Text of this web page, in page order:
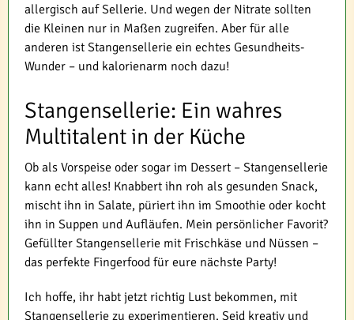
allergisch auf Sellerie. Und wegen der Nitrate sollten
die Kleinen nur in Maßen zugreifen. Aber für alle
anderen ist Stangensellerie ein echtes Gesundheits-
Wunder – und kalorienarm noch dazu!
Stangensellerie: Ein wahres
Multitalent in der Küche
Ob als Vorspeise oder sogar im Dessert – Stangensellerie
kann echt alles! Knabbert ihn roh als gesunden Snack,
mischt ihn in Salate, püriert ihn im Smoothie oder kocht
ihn in Suppen und Aufläufen. Mein persönlicher Favorit?
Gefüllter Stangensellerie mit Frischkäse und Nüssen –
das perfekte Fingerfood für eure nächste Party!
Ich hoffe, ihr habt jetzt richtig Lust bekommen, mit
Stangensellerie zu experimentieren. Seid kreativ und